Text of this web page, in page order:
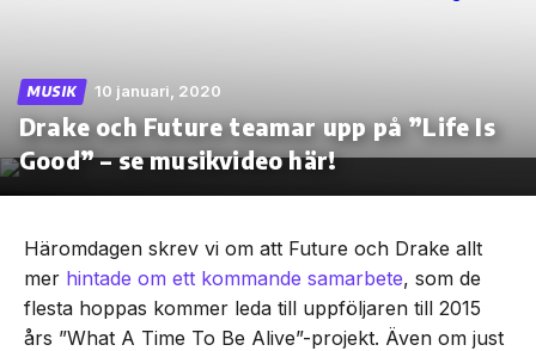
Skip
the
MUSIK 10 januari, 2020
Drake och Future teamar upp på ”Life Is
Good” – se musikvideo här!
Häromdagen skrev vi om att Future och Drake allt
mer hintade om ett kommande samarbete, som de
flesta hoppas kommer leda till uppföljaren till 2015
års ”What A Time To Be Alive”-projekt. Även om just